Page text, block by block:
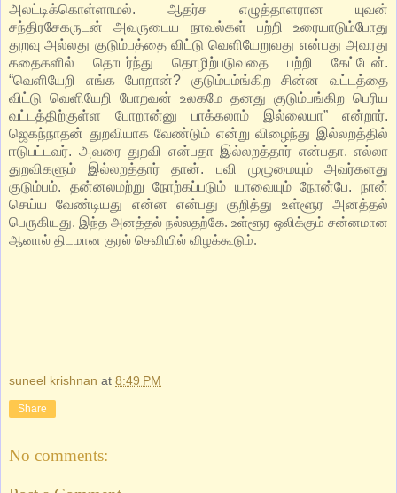
அலட்டிக்கொள்ளாமல். ஆதர்ச எழுத்தாளரான யுவன்
சந்திரசேகருடன் அவருடைய நாவல்கள் பற்றி உரையாடும்போது
துறவு அல்லது குடும்பத்தை விட்டு வெளியேறுவது என்பது அவரது
கதைகளில் தொடர்ந்து தொழிற்படுவதை பற்றி கேட்டேன்.
“வெளியேறி எங்க போறான்? குடும்பம்ங்கிற சின்ன வட்டத்தை
விட்டு வெளியேறி போறவன் உலகமே தனது குடும்பங்கிற பெரிய
வட்டத்திற்குள்ள போறான்னு பாக்கலாம் இல்லையா” என்றார்.
ஜெகந்நாதன் துறவியாக வேண்டும் என்று விழைந்து இல்லறத்தில்
ஈடுபட்டவர். அவரை துறவி என்பதா இல்லறத்தார் என்பதா. எல்லா
துறவிகளும் இல்லறத்தார் தான். புவி முழுமையும் அவர்களது
குடும்பம். தன்னலமற்று நோற்கப்படும் யாவையும் நோன்பே. நான்
செய்ய வேண்டியது என்ன என்பது குறித்து உள்ளூர அனத்தல்
பெருகியது. இந்த அனத்தல் நல்லதற்கே. உள்ளூர ஒலிக்கும் சன்னமான
ஆனால் திடமான குரல் செவியில் விழக்கூடும்.
suneel krishnan at 8:49 PM
Share
No comments: